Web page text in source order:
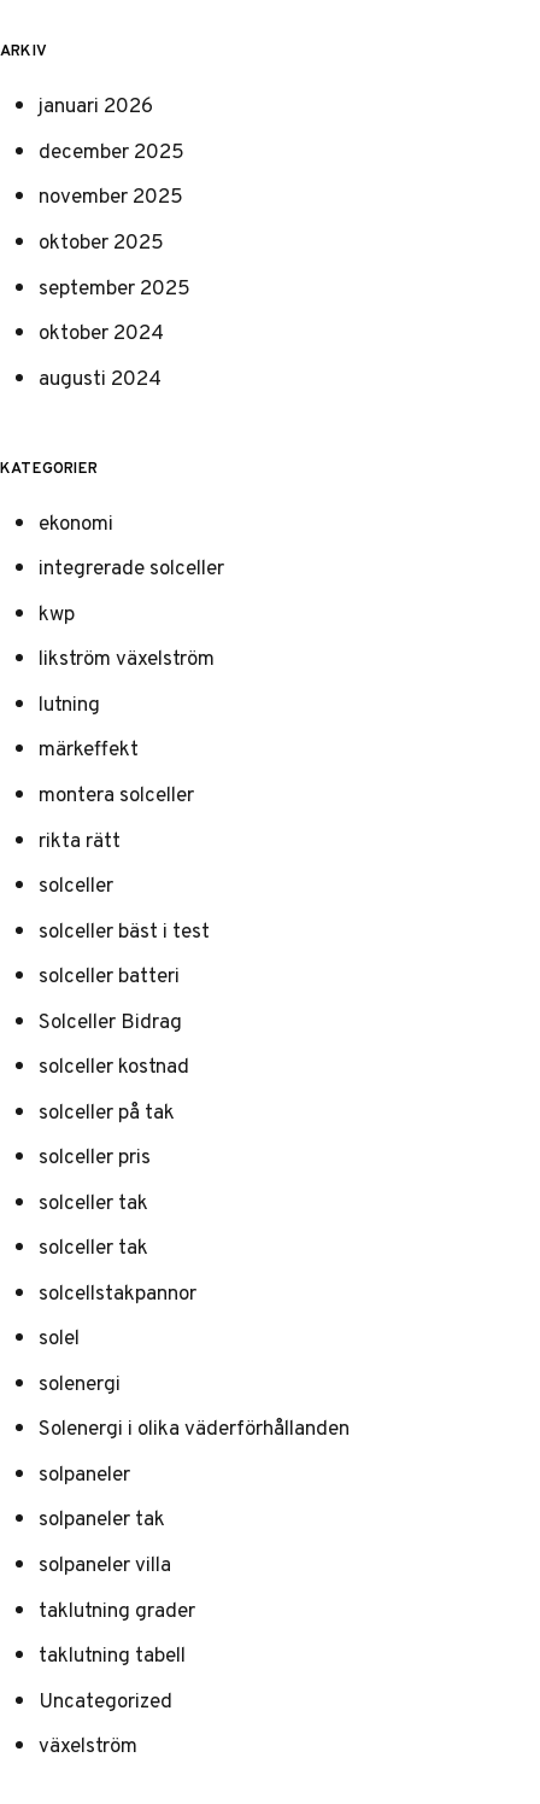
ARKIV
januari 2026
december 2025
november 2025
oktober 2025
september 2025
oktober 2024
augusti 2024
KATEGORIER
ekonomi
integrerade solceller
kwp
likström växelström
lutning
märkeffekt
montera solceller
rikta rätt
solceller
solceller bäst i test
solceller batteri
Solceller Bidrag
solceller kostnad
solceller på tak
solceller pris
solceller tak
solceller tak
solcellstakpannor
solel
solenergi
Solenergi i olika väderförhållanden
solpaneler
solpaneler tak
solpaneler villa
taklutning grader
taklutning tabell
Uncategorized
växelström